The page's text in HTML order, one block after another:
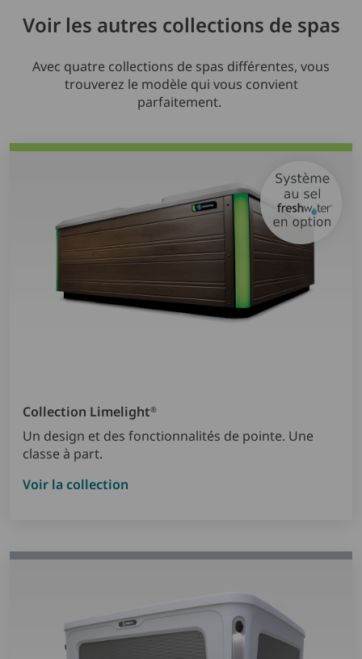
Voir les autres collections de spas
Avec quatre collections de spas différentes, vous
trouverez le modèle qui vous convient
parfaitement.
Collection Limelight®
Un design et des fonctionnalités de pointe. Une
classe à part.
Voir la collection